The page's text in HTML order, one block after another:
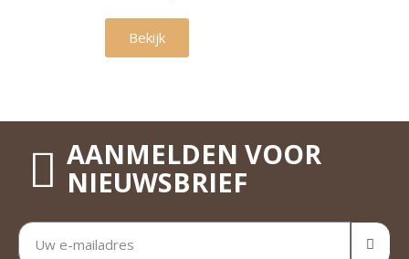
€ 1.799,00
Bekijk
AANMELDEN VOOR
NIEUWSBRIEF